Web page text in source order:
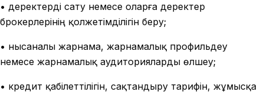
• деректерді сату немесе оларға деректер
брокерлерінің қолжетімділігін беру;
• нысаналы жарнама, жарнамалық профильдеу
немесе жарнамалық аудиторияларды өлшеу;
• кредит қабілеттілігін, сақтандыру тарифін, жұмысқа